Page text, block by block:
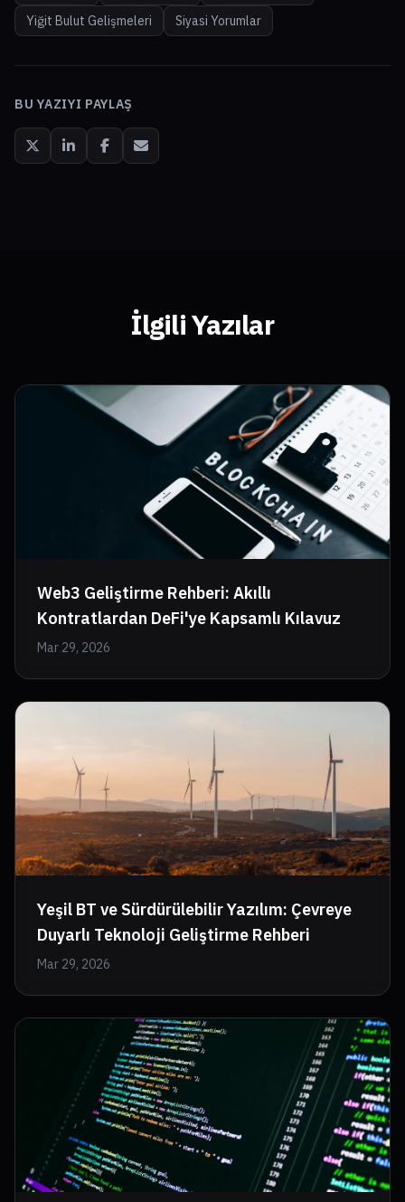
Yiğit Bulut Gelişmeleri
Siyasi Yorumlar
BU YAZIYI PAYLAŞ
İlgili Yazılar
Web3 Geliştirme Rehberi: Akıllı
Kontratlardan DeFi'ye Kapsamlı Kılavuz
Mar 29, 2026
Yeşil BT ve Sürdürülebilir Yazılım: Çevreye
Duyarlı Teknoloji Geliştirme Rehberi
Mar 29, 2026